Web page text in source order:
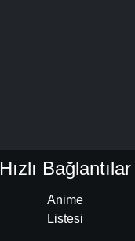
Hızlı Bağlantılar
Anime
Listesi